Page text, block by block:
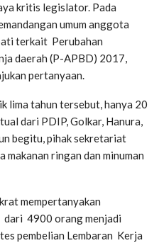
kritis legislator. Pada
umum anggota
terkait Perubahan
daerah (P-APBD) 2017,
pertanyaan.
lima tahun tersebut, hanya 20
dari PDIP, Golkar, Hanura,
begitu, pihak sekretariat
ringan dan minuman
mempertanyakan
dari 4900 orang menjadi
pembelian Lembaran Kerja